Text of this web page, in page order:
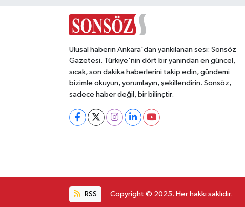
Ulusal haberin Ankara'dan yankılanan sesi: Sonsöz
Gazetesi. Türkiye'nin dört bir yanından en güncel,
sıcak, son dakika haberlerini takip edin, gündemi
bizimle okuyun, yorumlayın, şekillendirin. Sonsöz,
sadece haber değil, bir bilinçtir.
RSS Copyright © 2025. Her hakkı saklıdır.